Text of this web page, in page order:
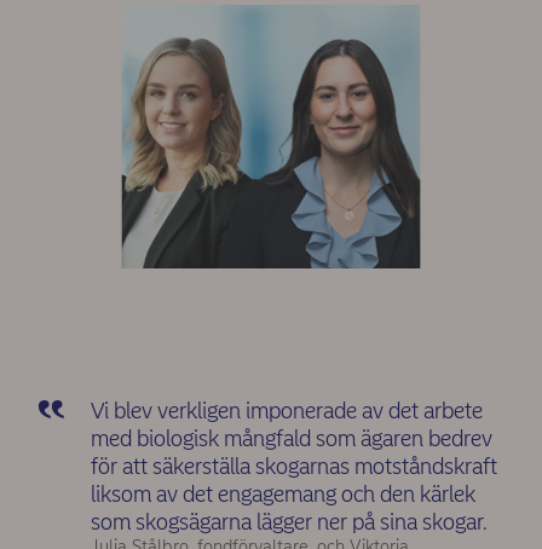
Vi blev verkligen imponerade av det arbete
med biologisk mångfald som ägaren bedrev
för att säkerställa skogarnas motståndskraft
liksom av det engagemang och den kärlek
som skogsägarna lägger ner på sina skogar.